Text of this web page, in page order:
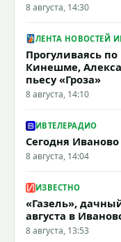
8 августа, 14:30
ЛЕНТА НОВОСТЕЙ
Прогуливаясь
Кинешме,
пьесу «Гроза»
8 августа, 14:10
ИВТЕЛЕРАДИО
Сегодня
8 августа, 14:04
ИЗВЕСТНО
«Газель»,
августа в
8 августа, 13:53